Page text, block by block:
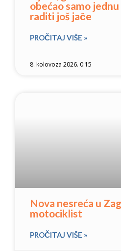
obećao samo jednu
raditi još jače
PROČITAJ VIŠE »
8. kolovoza 2026. 0:15
Nova nesreća u
motociklist
PROČITAJ VIŠE »